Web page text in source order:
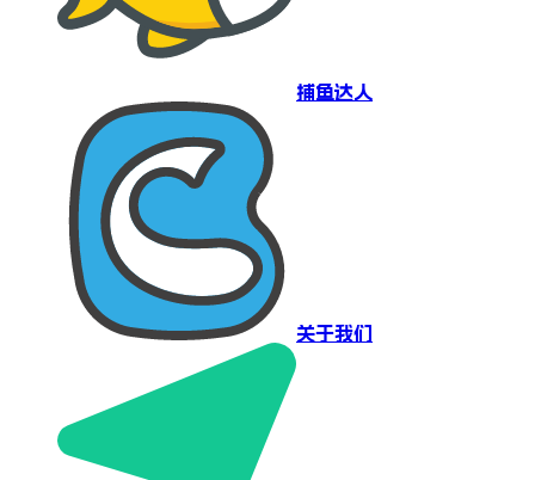
捕鱼达人
关于我们